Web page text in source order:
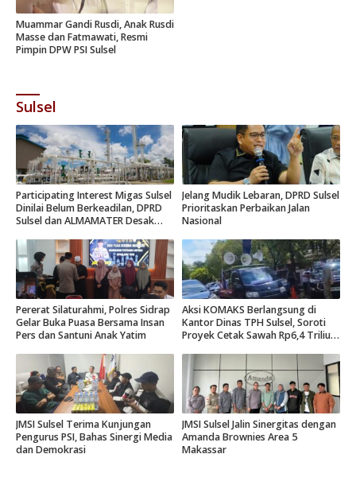
Muammar Gandi Rusdi, Anak Rusdi
Masse dan Fatmawati, Resmi
Pimpin DPW PSI Sulsel
Sulsel
Participating Interest Migas Sulsel
Dinilai Belum Berkeadilan, DPRD
Sulsel dan ALMAMATER Desak
Jelang Mudik Lebaran, DPRD Sulsel
Prioritaskan Perbaikan Jalan
Nasional
Pererat Silaturahmi, Polres Sidrap
Gelar Buka Puasa Bersama Insan
Pers dan Santuni Anak Yatim
Aksi KOMAKS Berlangsung di
Kantor Dinas TPH Sulsel, Soroti
Proyek Cetak Sawah Rp6,4 Triliun
JMSI Sulsel Terima Kunjungan
Pengurus PSI, Bahas Sinergi Media
dan Demokrasi
JMSI Sulsel Jalin Sinergitas dengan
Amanda Brownies Area 5
Makassar